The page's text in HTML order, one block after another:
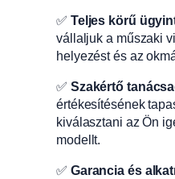
✅ Teljes körű
vállaljuk a műszaki
helyezést és az
✅ Szakértő
értékesítésének
kiválasztani az Ön
modellt.
✅ Garancia és